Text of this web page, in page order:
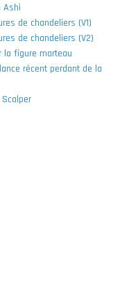
Ashi
de chandeliers (V1)
de chandeliers (V2)
la figure marteau
récent perdant de la